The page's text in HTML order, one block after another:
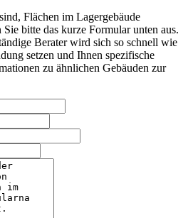
Flächen im Lagergebäude
bitte das kurze Formular unten aus.
Berater wird sich so schnell wie
setzen und Ihnen spezifische
zu ähnlichen Gebäuden zur